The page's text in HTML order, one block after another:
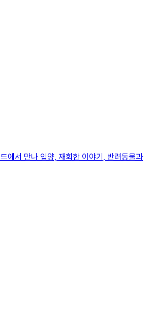
에서 만나 입양, 재회한 이야기, 반려동물과